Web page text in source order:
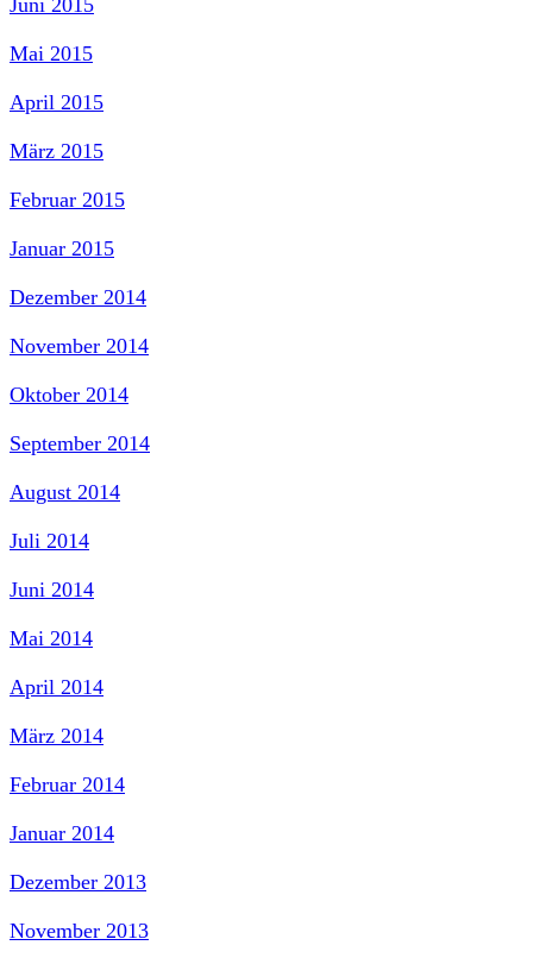
Mai 2015
April 2015
März 2015
Februar 2015
Januar 2015
Dezember 2014
November 2014
Oktober 2014
September 2014
August 2014
Juli 2014
Juni 2014
Mai 2014
April 2014
März 2014
Februar 2014
Januar 2014
Dezember 2013
November 2013